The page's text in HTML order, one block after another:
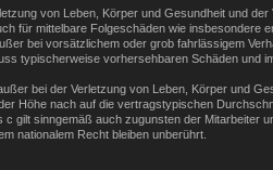
von Leben, Körper und Gesundheit und
für mittelbare Folgeschäden wie insbesondere
bei vorsätzlichem oder grob fahrlässigem
typischerweise vorhersehbaren Schäden
bei der Verletzung von Leben, Körper und
Höhe nach auf die vertragstypischen
c gilt sinngemäß auch zugunsten der Mitarbeiter
nationalem Recht bleiben unberührt.